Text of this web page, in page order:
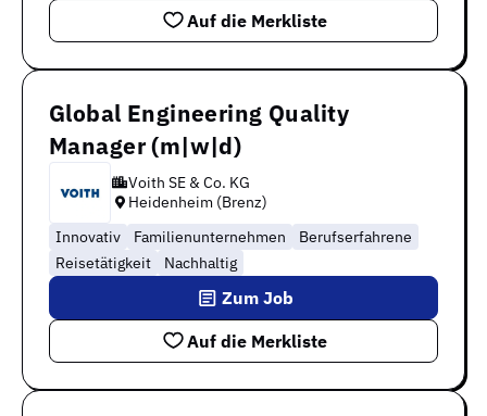
Auf die Merkliste
Global Engineering Quality
Manager (m|w|d)
Voith SE & Co. KG
Heidenheim (Brenz)
Innovativ
Familienunternehmen
Berufserfahrene
Reisetätigkeit
Nachhaltig
Auf die Merkliste
Zum Job